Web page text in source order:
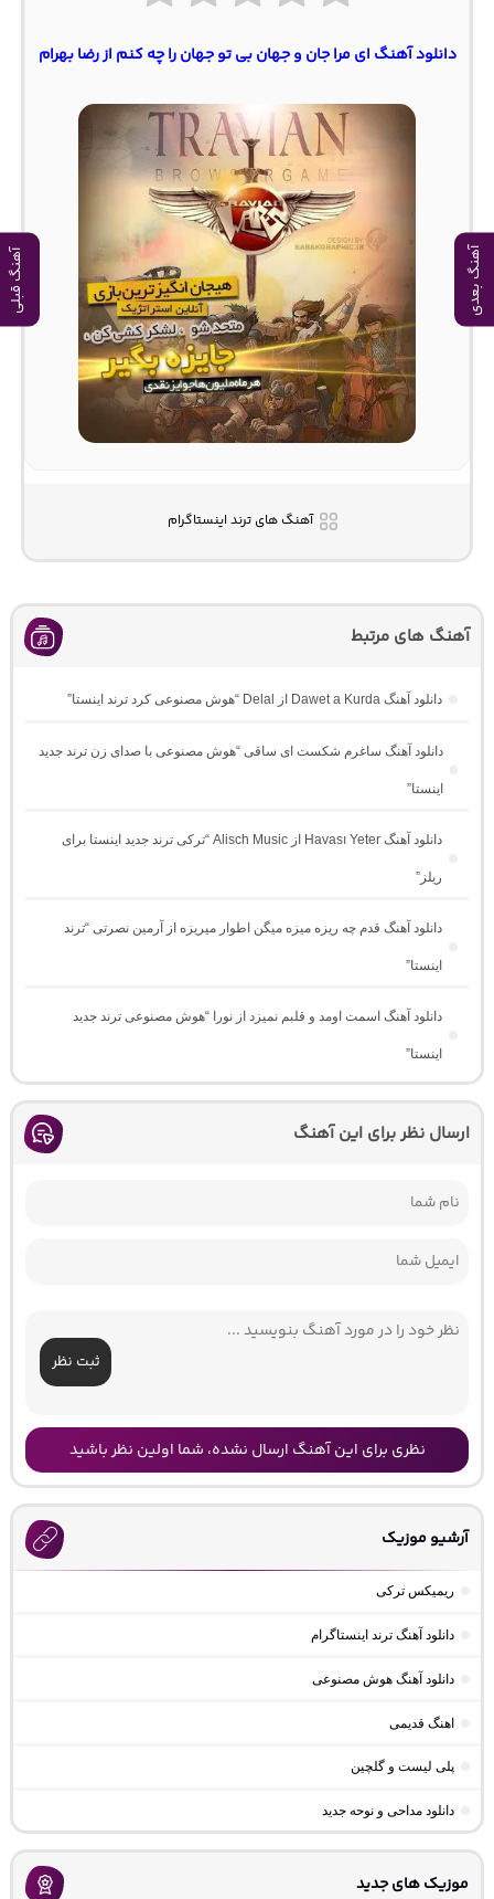
آهنگ بعدی آهنگ قبلی
دانلود آهنگ ای مرا جان و جهان بی تو جهان را چه کنم از رضا بهرام
آهنگ های ترند اینستاگرام
آهنگ های مرتبط
دانلود آهنگ Dawet a Kurda از Delal “هوش مصنوعی کرد ترند اینستا”
دانلود آهنگ ساغرم شکست ای ساقی “هوش مصنوعی با صدای زن ترند جدید
اینستا”
دانلود آهنگ Havası Yeter از Alisch Music “ترکی ترند جدید اینستا برای
ریلز”
دانلود آهنگ ﻗﺪم ﭼﻪ رﻳﺰه ﻣﻴﺰه ﻣﻴﮕﻦ اﻃﻮار ﻣﻴﺮﻳﺰه از آرمین نصرتی “ترند
اینستا”
دانلود آهنگ اسمت اومد و قلبم نمیزد از نورا “هوش مصنوعی ترند جدید
اینستا”
ارسال نظر برای این آهنگ
ثبت نظر
نظری برای این آهنگ ارسال نشده، شما اولین نظر باشید
آرشیو موزیک
ریمیکس ترکی
دانلود آهنگ ترند اینستاگرام
دانلود آهنگ هوش مصنوعی
اهنگ قدیمی
پلی لیست و گلچین
دانلود مداحی و نوحه جدید
موزیک های جدید